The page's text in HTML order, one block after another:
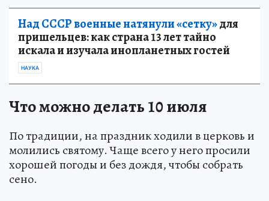
Над СССР военные натянули «сетку»для
пришельцев: как страна 13 лет тайно
искала и изучала инопланетных гостей
НАУКА
Что можно делать 10 июля
По традиции, на праздник ходили в церковь и
молились святому. Чаще всего у него просили
хорошей погоды и без дождя, чтобы собрать
сено.